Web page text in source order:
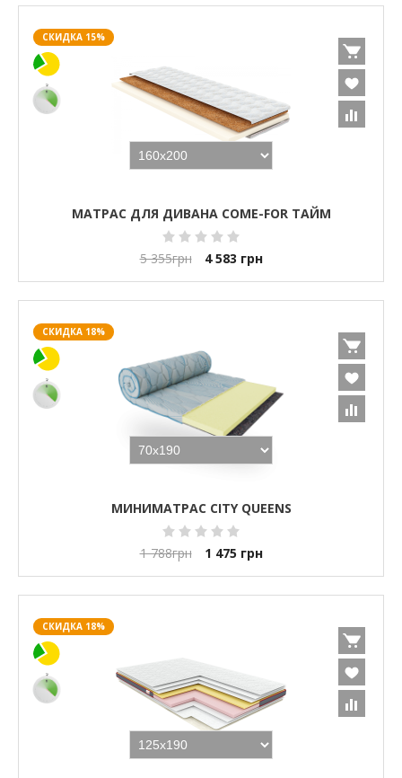
СКИДКА 15%
МАТРАС ДЛЯ ДИВАНА COME-FOR ТАЙМ
5 355грн 4 583 грн
СКИДКА 18%
МИНИМАТРАС CITY QUEENS
1 788грн 1 475 грн
СКИДКА 18%